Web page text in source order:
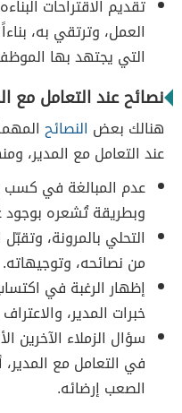
تقديم الاقتراحات
العمل، وترتقي به،
التي يجتهد بها
نصائح عند التعامل مع
هنالك بعض النصائح
عند التعامل مع المدير،
عدم المبالغة في كسب
وبطريقة تُشعره
التحلي بالمرونة،
من نصائحه، وتوجيهاته.
إظهار الرغبة في
خبرات المدير،
سؤال الزملاء الآخرين
في التعامل مع
الصعب إرضائه.